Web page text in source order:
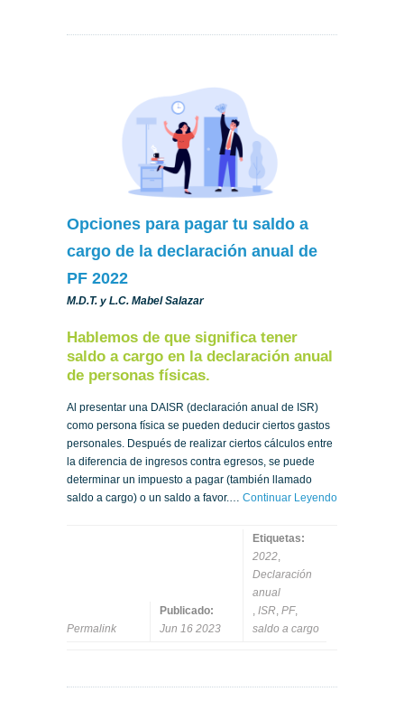
Opciones para pagar tu saldo a
cargo de la declaración anual de
PF 2022
M.D.T. y L.C. Mabel Salazar
Hablemos de que significa tener
saldo a cargo en la declaración anual
de personas físicas.
Al presentar una DAISR (declaración anual de ISR)
como persona física se pueden deducir ciertos gastos
personales. Después de realizar ciertos cálculos entre
la diferencia de ingresos contra egresos, se puede
determinar un impuesto a pagar (también llamado
saldo a cargo) o un saldo a favor.… Continuar Leyendo
Permalink
Publicado:
Jun 16 2023
Etiquetas:
2022,
Declaración
anual
, ISR, PF,
saldo a cargo